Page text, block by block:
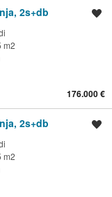
2s+db
m2
176.000 €
2s+db
m2